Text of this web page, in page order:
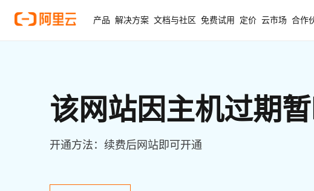
产品 解决方案 文档与社区 免费试用 定价 云市场 合作
该网站因主机过期
开通方法：续费后网站即可开通